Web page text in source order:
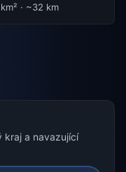
· ~32 km
kraj a navazující